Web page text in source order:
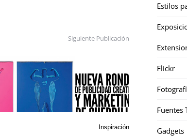
Siguiente Publicación
Inspiración
Estilos
Flickr
Fuentes
Gadgets